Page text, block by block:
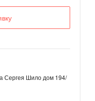
Сергея Шило дом 194/